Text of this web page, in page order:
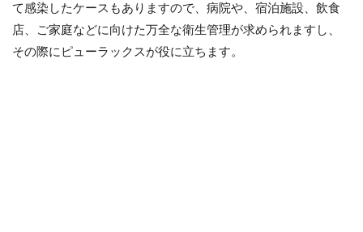
て感染したケースもありますので、病院や、宿泊施設、飲食
店、ご家庭などに向けた万全な衛生管理が求められますし、
その際にピューラックスが役に立ちます。